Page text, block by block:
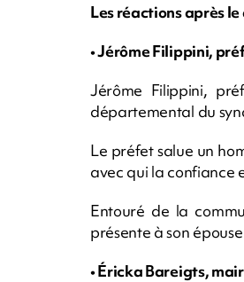
Les réactions après
• Jérôme Filippini,
Jérôme Filippini,
départemental du
Le préfet salue un
avec qui la confiance
Entouré de la
présente à son
• Éricka Bareigts,